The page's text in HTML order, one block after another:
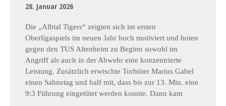
28. Januar 2026
Die „Albtal Tigers“ zeigten sich im ersten
Oberligaspiels im neuen Jahr hoch motiviert und boten
gegen den TUS Altenheim zu Beginn sowohl im
Angriff als auch in der Abwehr eine konzentrierte
Leistung. Zusätzlich erwischte Torhüter Marius Gabel
einen Sahnetag und half mit, dass bis zur 13. Min. eine
9:3 Führung eingetütet werden konnte. Dann kam